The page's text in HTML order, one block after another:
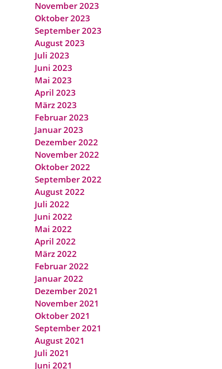
November 2023
Oktober 2023
September 2023
August 2023
Juli 2023
Juni 2023
Mai 2023
April 2023
März 2023
Februar 2023
Januar 2023
Dezember 2022
November 2022
Oktober 2022
September 2022
August 2022
Juli 2022
Juni 2022
Mai 2022
April 2022
März 2022
Februar 2022
Januar 2022
Dezember 2021
November 2021
Oktober 2021
September 2021
August 2021
Juli 2021
Juni 2021